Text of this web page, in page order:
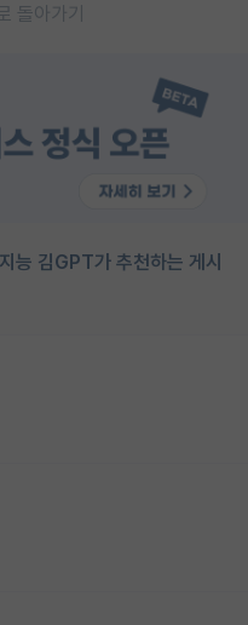
돌아가기
능 김GPT가 추천하는 게시